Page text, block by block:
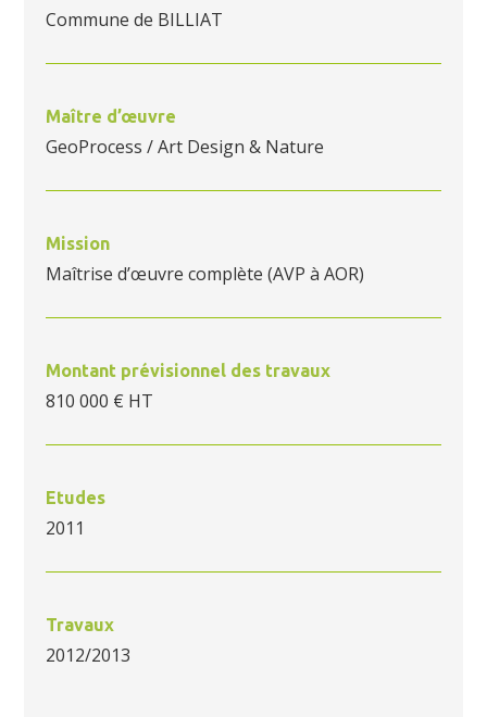
Commune de BILLIAT
Maître d’œuvre
GeoProcess / Art Design & Nature
Mission
Maîtrise d’œuvre complète (AVP à AOR)
Montant prévisionnel des travaux
810 000 € HT
Etudes
2011
Travaux
2012/2013